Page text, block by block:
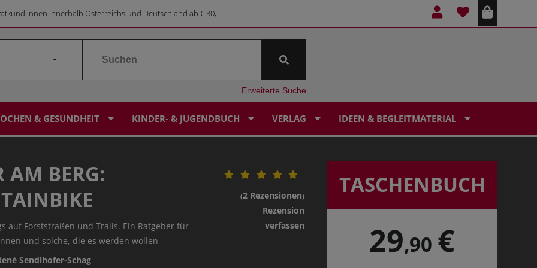
innerhalb Österreichs und Deutschland ab € 30,-
Erweiterte Suche
LEBENSORIENTIERUNG
RELIGIÖSES KINDERBUCH
STERBEN & TRAUER
ALPINGESCHICHTE
PILGERN
KUNST & KULTUR
& GESUNDHEIT
GESUNDHEIT
SONDERANGEBOTE
KINDER- & JUGENDBUCH
KINDERBUCH
SAGEN & MÄRCHEN
SONDERANGEBOTE
VERLAG
SERVICE & KONTAKT
PRESSE
FOREIGN RIGHTS
IDEEN & BEGLEITMATERIAL
BILDERBUCHKALENDER
SAGEN-SCHATZKISTE
FIRMUNG FOR FUTURE
AM BERG:
auf Forststraßen und Trails. Ein Ratgeber für
und solche, die es werden wollen
Sendlhofer-Schag
(2 Rezensionen)
Rezension
verfassen
TASCHENBUCH
29,90 €